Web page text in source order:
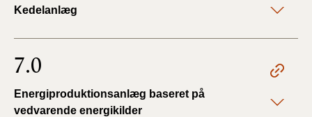
Kedelanlæg
7.0
Energiproduktionsanlæg baseret på
vedvarende energikilder